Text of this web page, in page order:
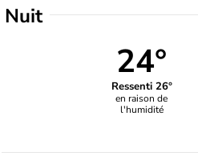
Nuit
24°
Ressenti 26°
en raison de
l'humidité